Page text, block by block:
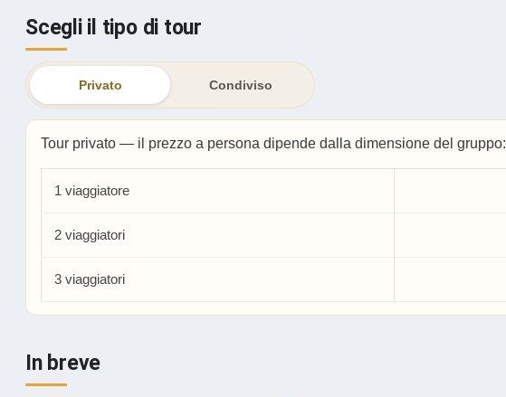
Scegli il tipo di tour
Privato Condiviso
Tour privato — il prezzo a persona dipende dalla dimensione del gruppo:
1 viaggiatore
2 viaggiatori
3 viaggiatori
In breve